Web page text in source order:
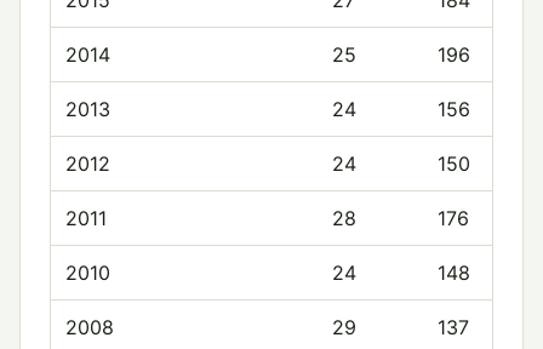
2014 25 196
2013 24 156
2012 24 150
2011 28 176
2010 24 148
2008 29 137